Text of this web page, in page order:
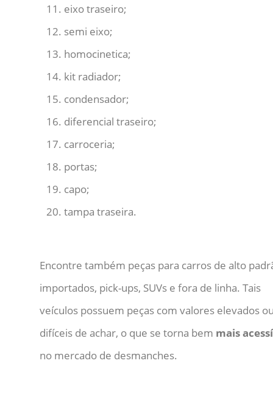
eixo traseiro;
semi eixo;
homocinetica;
kit radiador;
condensador;
diferencial traseiro;
carroceria;
portas;
capo;
tampa traseira.
Encontre também peças para carros de alto
importados, pick-ups, SUVs e fora de linha. Tais
veículos possuem peças com valores elevados
difíceis de achar, o que se torna bem mais
no mercado de desmanches.